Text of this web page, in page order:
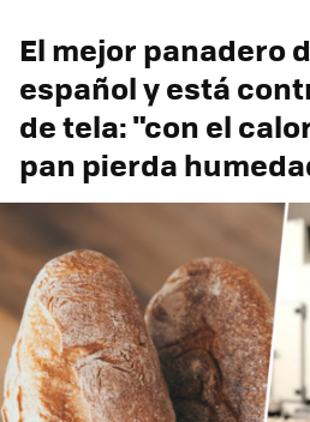
El mejor panadero
español y está
de tela: "con el
pan pierda